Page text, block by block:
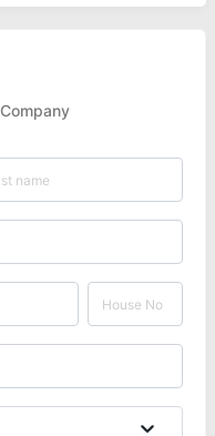
Company